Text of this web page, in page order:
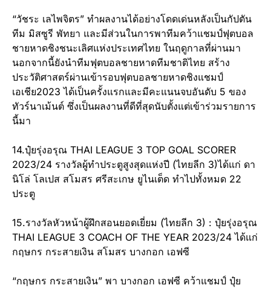
“วัชระ เลไพจิตร” ทำผลงานได้อย่างโดดเด่นหลังเป็นกัปตัน
ทีม มิสซูรี พัทยา และมีส่วนในการพาทีมคว้าแชมป์ฟุตบอล
ชายหาดชิงชนะเลิศแห่งประเทศไทย ในฤดูกาลที่ผ่านมา
นอกจากนี้ยังนำทีมฟุตบอลชายหาดทีมชาติไทย สร้าง
ประวัติศาสตร์ผ่านเข้ารอบฟุตบอลชายหาดชิงแชมป์
เอเชีย2023 ได้เป็นครั้งแรกและมีคะแนนจบอันดับ 5 ของ
ทัวร์นาเม้นต์ ซึ่งเป็นผลงานที่ดีที่สุดนับตั้งแต่เข้าร่วมรายการ
นี้มา
14.ปุ๋ยรุ่งอรุณ THAI LEAGUE 3 TOP GOAL SCORER
2023/24 รางวัลผู้ทำประตูสูงสุดแห่งปี (ไทยลีก 3)ได้แก่ ดา
นิโล่ โลเปส สโมสร ศรีสะเกษ ยูไนเต็ด ทำไปทั้งหมด 22
ประตู
15.รางวัลหัวหน้าผู้ฝึกสอนยอดเยี่ยม (ไทยลีก 3) : ปุ๋ยรุ่งอรุณ
THAI LEAGUE 3 COACH OF THE YEAR 2023/24 ได้แก่
กฤษกร กระสายเงิน สโมสร บางกอก เอฟซี
“กฤษกร กระสายเงิน” พา บางกอก เอฟซี คว้าแชมป์ ปุ๋ย